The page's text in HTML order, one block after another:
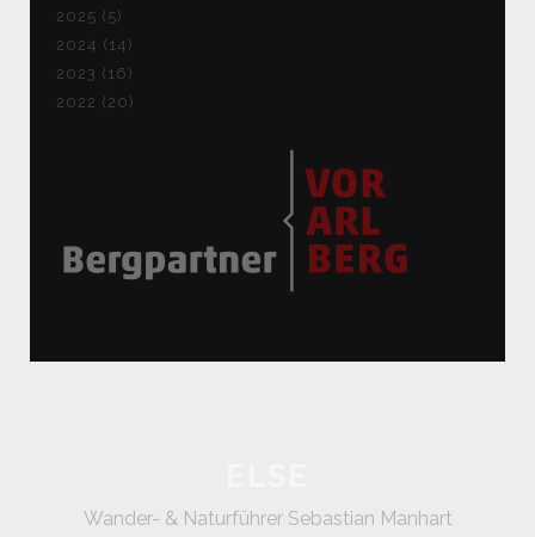
2025 (5)
2024 (14)
2023 (16)
2022 (20)
Wander- & Naturführer Sebastian Manhart